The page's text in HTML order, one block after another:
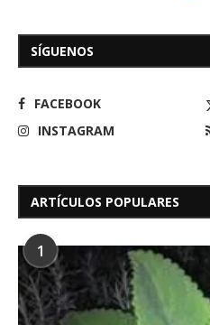
SÍGUENOS
FACEBOOK
INSTAGRAM
ARTÍCULOS POPULARES
1